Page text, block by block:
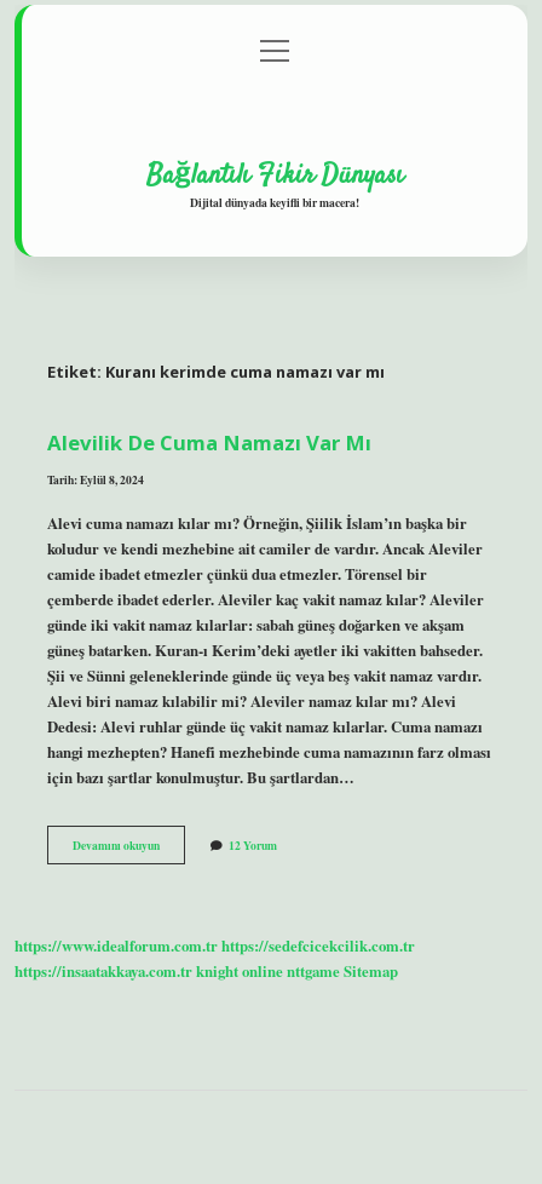
Gizlilik Politikası
menüyü
aç
Bağlantılı Fikir Dünyası
Dijital dünyada keyifli bir macera!
Etiket: Kuranı kerimde cuma namazı var mı
Alevilik De Cuma Namazı Var Mı
Tarih: Eylül 8, 2024
Alevi cuma namazı kılar mı? Örneğin, Şiilik İslam’ın başka bir
koludur ve kendi mezhebine ait camiler de vardır. Ancak Aleviler
camide ibadet etmezler çünkü dua etmezler. Törensel bir
çemberde ibadet ederler. Aleviler kaç vakit namaz kılar? Aleviler
günde iki vakit namaz kılarlar: sabah güneş doğarken ve akşam
güneş batarken. Kuran-ı Kerim’deki ayetler iki vakitten bahseder.
Şii ve Sünni geleneklerinde günde üç veya beş vakit namaz vardır.
Alevi biri namaz kılabilir mi? Aleviler namaz kılar mı? Alevi
Dedesi: Alevi ruhlar günde üç vakit namaz kılarlar. Cuma namazı
hangi mezhepten? Hanefi mezhebinde cuma namazının farz olması
için bazı şartlar konulmuştur. Bu şartlardan…
Devamını okuyunAlevilik
De
12 Yorum
https://www.idealforum.com.trhttps://sedefcicekcilik.com.tr
https://insaatakkaya.com.trknight onlinenttgameSitemap